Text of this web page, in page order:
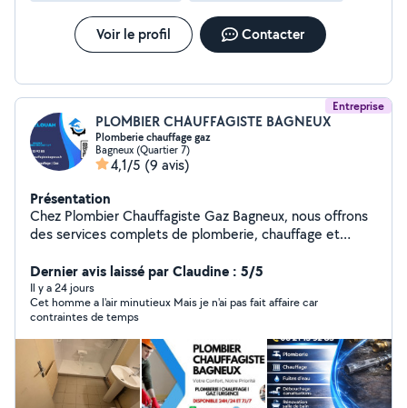
Voir le profil Contacter
Entreprise
PLOMBIER CHAUFFAGISTE BAGNEUX
Plomberie chauffage gaz
Bagneux (Quartier 7)
4,1/5 (9 avis)
Présentation
Chez Plombier Chauffagiste Gaz Bagneux, nous offrons
des services complets de plomberie, chauffage et
assurons des interventions d'urgence 24h/24 et 7j/7
pour garantir votre confort et votre sécurité. « Plombier
professionnel à Paris et alentours, j'interviens
rapidement pour : Dépannages urgents : fuites,
débouchages, réparations Installations : robinets,
chauffe-eau, WC, éviers Travail soigné & tarifs
transparents Disponibilité rapide Contactez-moi pour un
devis gratuit
Dernier avis laissé par Claudine : 5/5
Il y a 24 jours
Cet homme a l'air minutieux Mais je n'ai pas fait affaire car
contraintes de temps